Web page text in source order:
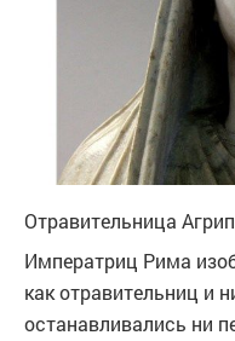
Отравительница
Императриц Рима
как отравительниц и
останавливались ни